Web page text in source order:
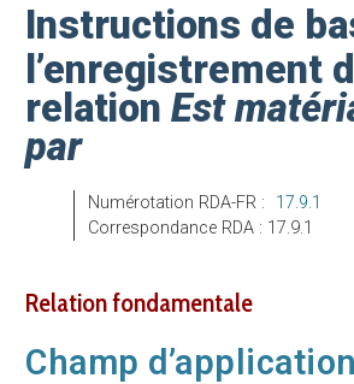
Instructions de
l’enregistrement
relationEst
par
Numérotation RDA-FR : 17.9.1
Correspondance RDA : 17.9.1
relation fondamentale
Champ d’application